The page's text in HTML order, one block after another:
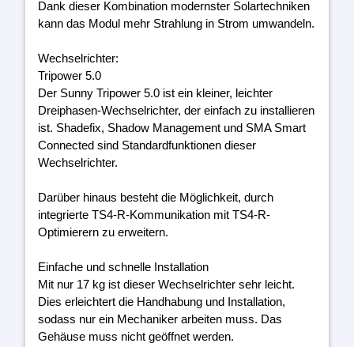
Dank dieser Kombination modernster Solartechniken
kann das Modul mehr Strahlung in Strom umwandeln.
Wechselrichter:
Tripower 5.0
Der Sunny Tripower 5.0 ist ein kleiner, leichter
Dreiphasen-Wechselrichter, der einfach zu installieren
ist. Shadefix, Shadow Management und SMA Smart
Connected sind Standardfunktionen dieser
Wechselrichter.
Darüber hinaus besteht die Möglichkeit, durch
integrierte TS4-R-Kommunikation mit TS4-R-
Optimierern zu erweitern.
Einfache und schnelle Installation
Mit nur 17 kg ist dieser Wechselrichter sehr leicht.
Dies erleichtert die Handhabung und Installation,
sodass nur ein Mechaniker arbeiten muss. Das
Gehäuse muss nicht geöffnet werden.